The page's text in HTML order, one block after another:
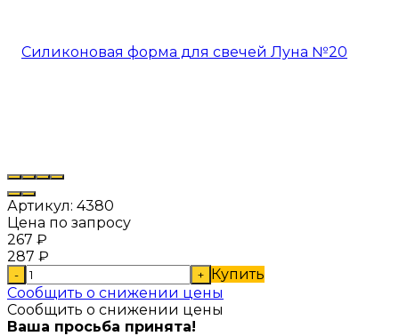
Артикул: 4380
Цена по запросу
267 ₽
287 ₽
- + Купить
Сообщить о снижении цены
Сообщить о снижении цены
Ваша просьба принята!